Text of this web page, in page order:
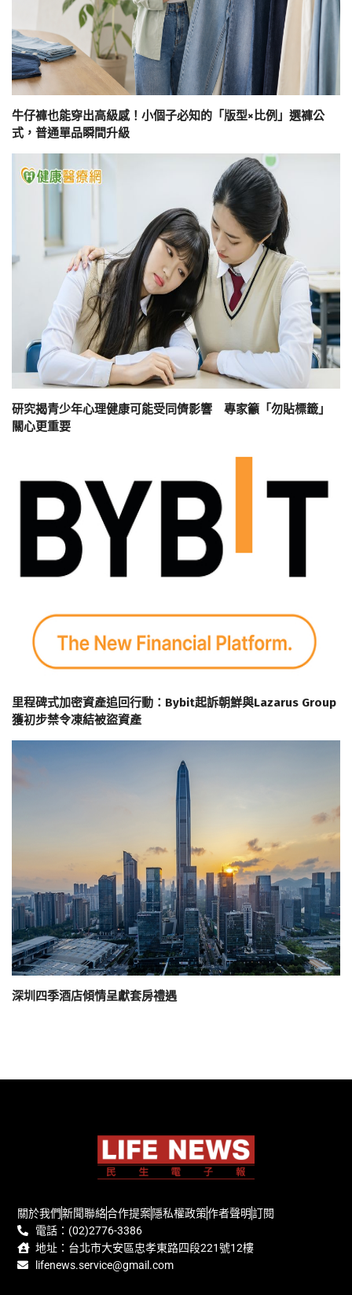
牛仔褲也能穿出高級感！小個子必知的「版型×比例」選褲公
式，普通單品瞬間升級
研究揭青少年心理健康可能受同儕影響 專家籲「勿貼標籤」
關心更重要
里程碑式加密資產追回行動：Bybit起訴朝鮮與Lazarus Group
獲初步禁令凍結被盜資產
深圳四季酒店傾情呈獻套房禮遇
關於我們新聞聯絡合作提案隱私權政策作者聲明訂閱
電話：(02)2776-3386
地址：台北市大安區忠孝東路四段221號12樓
lifenews.service@gmail.com